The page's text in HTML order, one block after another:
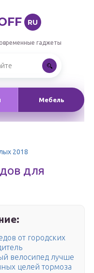
RU
гаджеты
Мебель
2018
для
от городских
велосипед лучше
целей тормоза